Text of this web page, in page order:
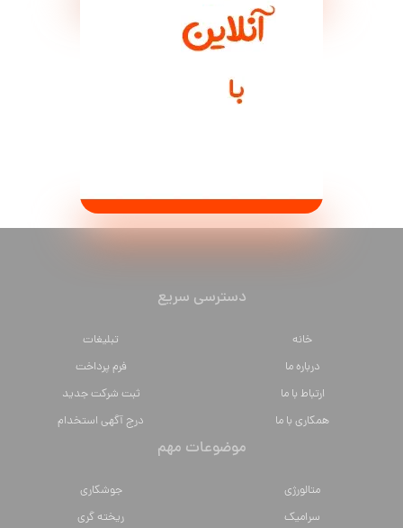
دسترسی سریع
خانه
تبلیغات
درباره ما
فرم پرداخت
ارتباط با ما
ثبت شرکت جدید
همکاری با ما
درج آگهی استخدام
موضوعات مهم
متالورژي
جوشکاری
سراميك
ریخته گری